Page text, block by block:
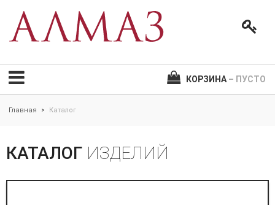
КОРЗИНА – ПУСТО
Главная > Каталог
КАТАЛОГ ИЗДЕЛИЙ